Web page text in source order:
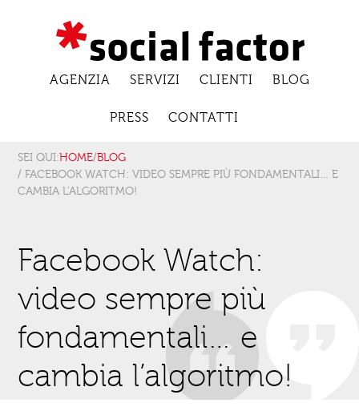
AGENZIA SERVIZI CLIENTI BLOG
PRESS CONTATTI
SEI QUI:HOME/BLOG
/ FACEBOOK WATCH: VIDEO SEMPRE PIÙ FONDAMENTALI… E
CAMBIA L’ALGORITMO!
Facebook Watch:
video sempre più
fondamentali… e
cambia l’algoritmo!